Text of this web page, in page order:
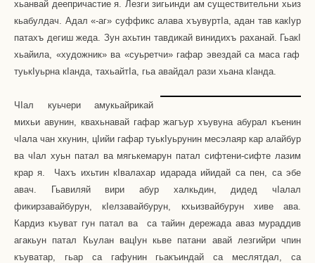
хьанвай деепричастие я. Лезги зигьинди ам существительни хьиз
кьабулдач. Адал «-аг» суффикс алава хъувуртI а, адан тав как ур
патахъ дегиш жеда. Зун ахьтин тавдикай винидихъ раханай. Гьак
хьайила, «художник» ва «суьретчи» гафар эвездай са маса гаф
туьк уьрна к анда, тахьайт а, гьа авайдал рази хьана к анда.
Ч ал куьчери амукьайрикай
михьи авунин, квахьнавай гафар жагъур хъувуна абурал къенин
ч ала чан хкунин, ц ийи гафар туьк уьрунин месэлаяр кар алайбур
ва ч ал хуьн патал ва мягькемарун патал сифтени-сифте лазим
крар я.
Чахъ ихьтин к валахар идарада ийидай са пен, са эбе
авач. Гьавиляй вири абур халкьдин, дидед ч алал
фикирзавайбурун, к Iелзавайбурун, кхьизвайбурун хиве ава.
Кардиз къуват гун патал ва
са тайин дережада аваз мураддив
агакьун патал Кьулан вацI ун кьве патани авай лезгийри чпин
къуватар, гьар са гафунин гьакъиндай са меслятдал, са